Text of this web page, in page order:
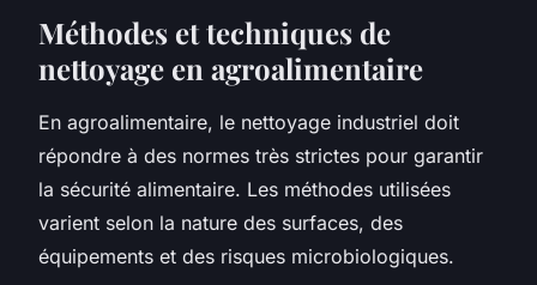
Méthodes et techniques de
nettoyage en agroalimentaire
En agroalimentaire, le nettoyage industriel doit
répondre à des normes très strictes pour garantir
la sécurité alimentaire. Les méthodes utilisées
varient selon la nature des surfaces, des
équipements et des risques microbiologiques.